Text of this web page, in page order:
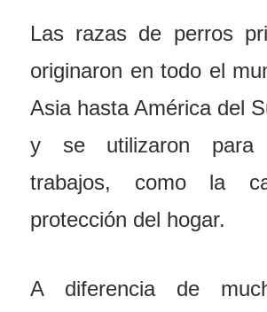
Las razas de perros
originaron en todo el
Asia hasta América del
y se utilizaron para
trabajos, como la
protección del hogar.
A diferencia de